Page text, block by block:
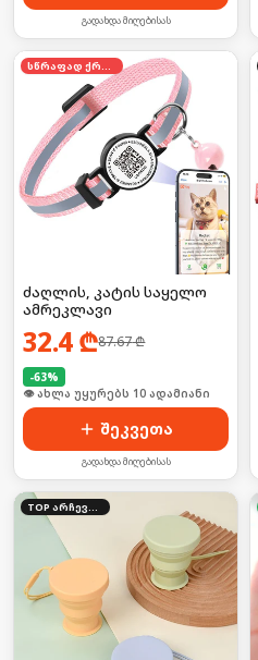
გადახდა მიღებისას
სწრაფად ქრება
ძაღლის, კატის საყელო
ამრეკლავი
32.4₾87.67₾
-63%
🛒 ბოლო 24სთ-ში იყიდა 16-მა
შეკვეთა
გადახდა მიღებისას
TOP არჩევანი